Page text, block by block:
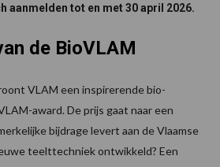
aanmelden tot en met 30 april 2026.
de BioVLAM
VLAM een inspirerende bio-
award. De prijs gaat naar een
bijdrage levert aan de Vlaamse
teelttechniek ontwikkeld? Een